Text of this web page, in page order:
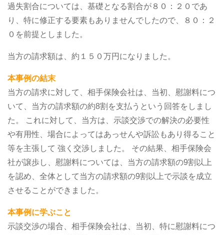
過失割合については、基礎となる割合が８０：２０であ
り、特に修正する要素もありませんでしたので、８０：２
０を前提としました。
当方の請求額は、約１５０万円になりました。
本事例の結末
当方の請求に対して、相手保険会社は、当初、慰謝料につ
いて、当方の請求額の約8割を支払うという回答をしまし
た。
これに対して、当方は、示談交渉での解決の必要性
や有用性、場合によってはあっせんや訴訟もあり得ること
等を主張して 強く交渉しました。
その結果、相手保険会
社が譲歩し、慰謝料については、当方の請求額の9割以上
を認め、全体として当方の請求額の9割以上で示談を成立
させることができました。
本事例に学ぶこと
示談交渉の場合、相手保険会社は、当初、特に慰謝料につ